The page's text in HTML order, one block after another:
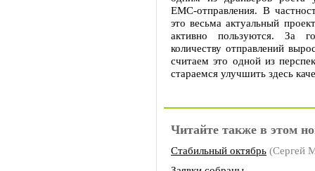
ЕМС-отправления. В
это весьма актуальный
активно пользуются. За
количеству отправлений
считаем это одной из
стараемся улучшить здесь
Читайте также в этом
Стабильный октябрь (Сергей